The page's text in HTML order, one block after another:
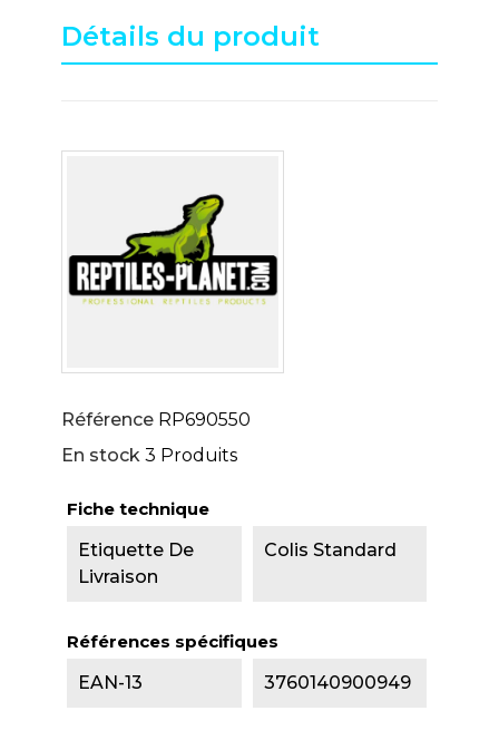
Détails du produit
Référence RP690550
En stock 3 Produits
Fiche technique
Etiquette De
Livraison
Colis Standard
Références spécifiques
EAN-13
3760140900949